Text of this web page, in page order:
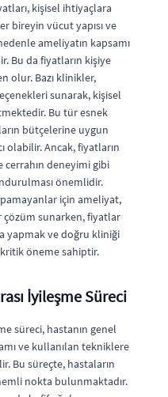
kişisel ihtiyaçlara
bireyin vücut yapısı ve
ameliyatın kapsamı
Bu da fiyatların kişiye
olur. Bazı klinikler,
sunarak, kişisel
Bu tür esnek
bütçelerine uygun
olabilir. Ancak, fiyatların
cerrahın deneyimi gibi
önemlidir.
için ameliyat,
çözüm sunarken, fiyatlar
yapmak ve doğru kliniği
kritik öneme sahiptir.
İyileşme Süreci
süreci, hastanın genel
ve kullanılan tekniklere
Bu süreçte, hastaların
nokta bulunmaktadır.